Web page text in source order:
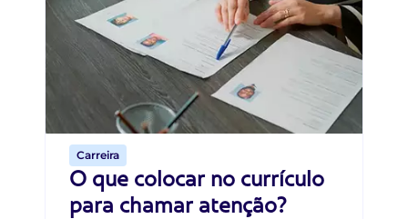
Carreira
O que colocar no currículo
para chamar atenção?